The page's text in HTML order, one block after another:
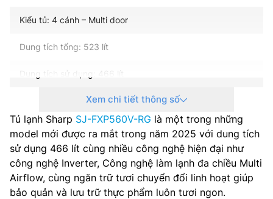
Kiểu tủ: 4 cánh – Multi door
Dung tích tổng: 523 lít
Dung tích sử dụng: 466 lít
Dung tích năng đá: 175 lít
Dung tích năng mát: 291 lít
Công nghệ inverter: Có
Công suất tiêu thụ công bố theo TCVN: – kWh/năm
Xem chi tiết thông số
Tủ lạnh Sharp SJ-FXP560V-RG là một trong những
model mới được ra mắt trong năm 2025 với dung tích
sử dụng 466 lít cùng nhiều công nghệ hiện đại như
công nghệ Inverter, Công nghệ làm lạnh đa chiều Multi
Airflow, cùng ngăn trữ tươi chuyển đổi linh hoạt giúp
bảo quản và lưu trữ thực phẩm luôn tươi ngon.